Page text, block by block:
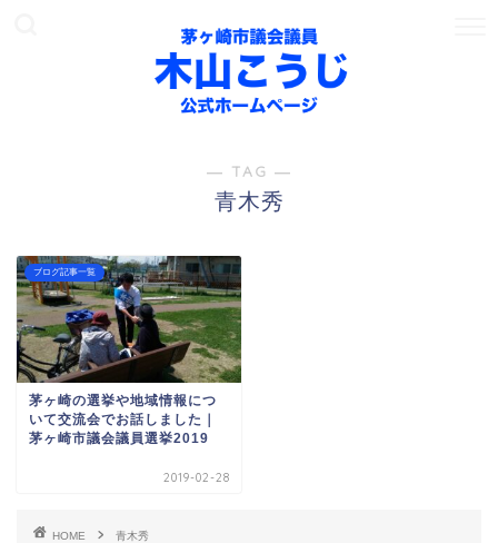
― TAG ―
青木秀
ブログ記事一覧
茅ヶ崎の選挙や地域情報につ
いて交流会でお話しました｜
茅ヶ崎市議会議員選挙2019
2019-02-28
HOME 青木秀